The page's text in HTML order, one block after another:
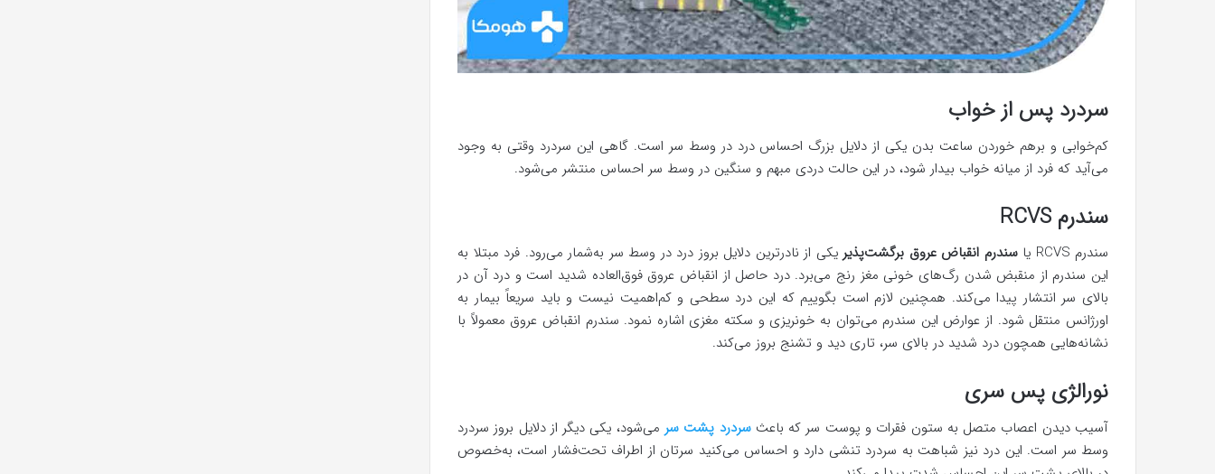
سردرد پس از خواب
کم‌خوابی و برهم خوردن ساعت بدن یکی از دلایل بزرگ احساس درد در وسط سر است. گاهی این سردرد وقتی به وجود
می‌آید که فرد از میانه خواب بیدار شود، در این حالت دردی مبهم و سنگین در وسط سر احساس منتشر می‌شود.
سندرم RCVS
سندرم RCVS یا سندرم انقباض عروق برگشت‌پذیر یکی از نادرترین دلایل بروز درد در وسط سر به‌شمار می‌رود. فرد مبتلا به
این سندرم از منقبض شدن رگ‌های خونی مغز رنج می‌برد. درد حاصل از انقباض عروق فوق‌العاده شدید است و درد آن در
بالای سر انتشار پیدا می‌کند. همچنین لازم است بگوییم که این درد سطحی و کم‌اهمیت نیست و باید سریعاً بیمار به
اورژانس منتقل شود. از عوارض این سندرم می‌توان به خونریزی و سکته مغزی اشاره نمود. سندرم انقباض عروق معمولاً با
نشانه‌هایی همچون درد شدید در بالای سر، تاری دید و تشنج بروز می‌کند.
نورالژی پس سری
آسیب دیدن اعصاب متصل به ستون فقرات و پوست سر که باعثسردرد پشت سر می‌شود، یکی دیگر از دلایل بروز سردرد
وسط سر است. این درد نیز شباهت به سردرد تنشی دارد و احساس می‌کنید سرتان از اطراف تحت‌فشار است، به‌خصوص